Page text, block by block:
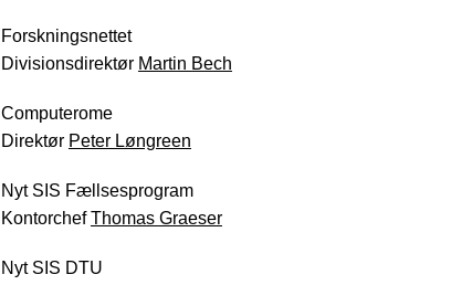
Forskningsnettet
Divisionsdirektør Martin Bech
Computerome
Direktør Peter Løngreen
Nyt SIS Fællsesprogram
KontorchefThomas Graeser
Nyt SIS DTU